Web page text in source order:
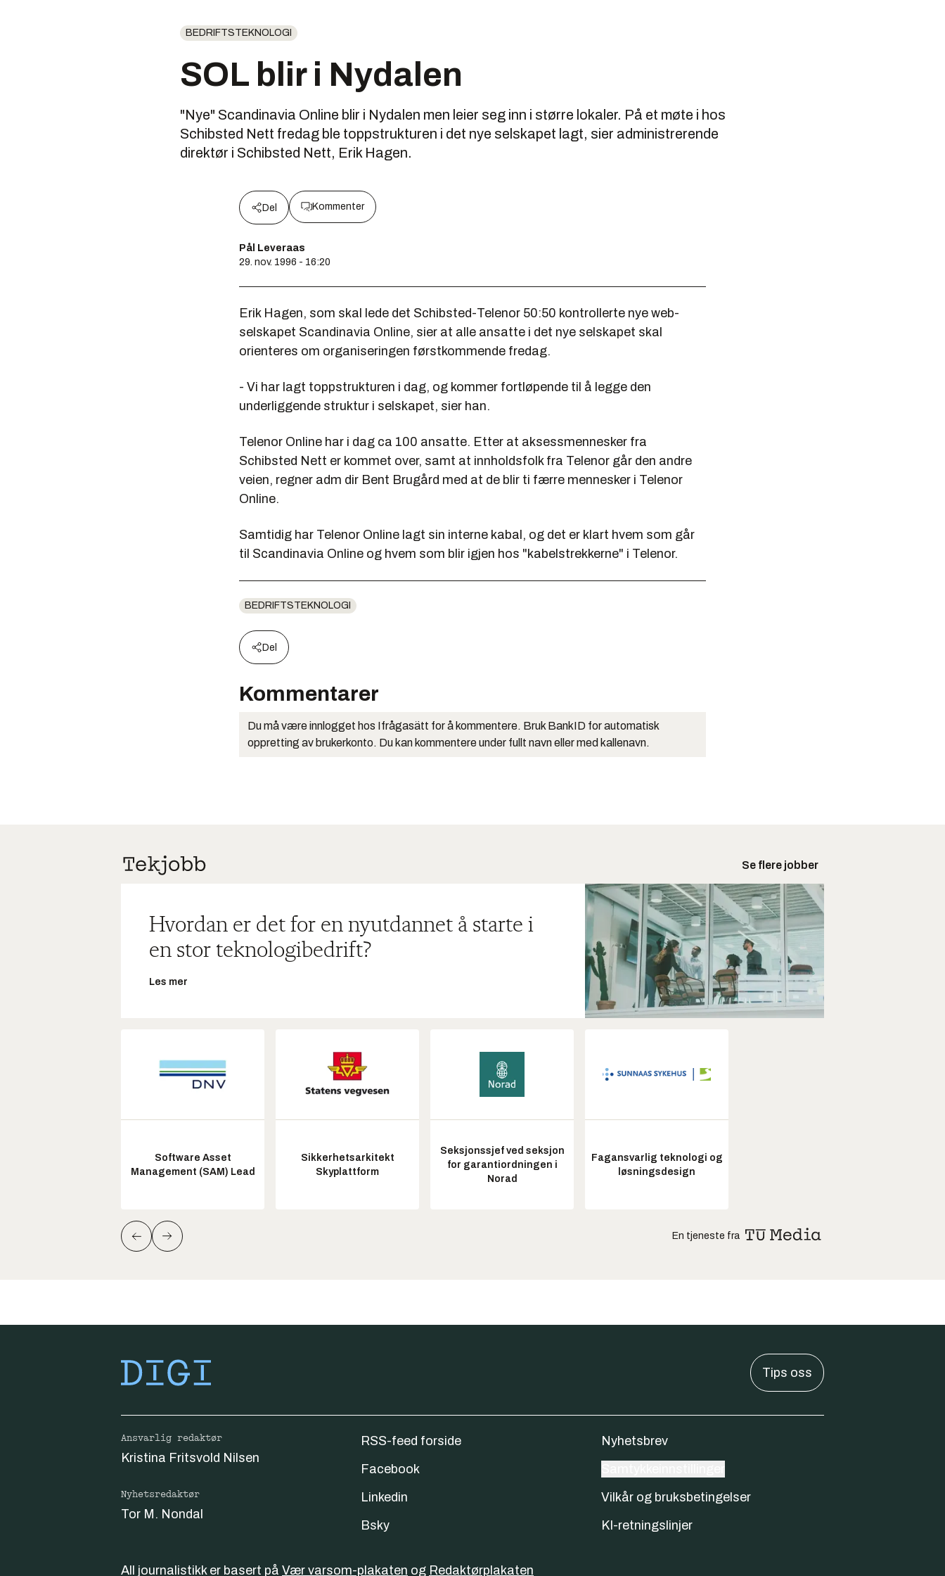
BEDRIFTSTEKNOLOGI
SOL blir i Nydalen
"Nye" Scandinavia Online blir i Nydalen men leier seg inn i større lokaler. På et møte i hos
Schibsted Nett fredag ble toppstrukturen i det nye selskapet lagt, sier administrerende
direktør i Schibsted Nett, Erik Hagen.
Del Kommenter
Pål Leveraas
29. nov. 1996 - 16:20
Erik Hagen, som skal lede det Schibsted-Telenor 50:50 kontrollerte nye web-
selskapet Scandinavia Online, sier at alle ansatte i det nye selskapet skal
orienteres om organiseringen førstkommende fredag.
- Vi har lagt toppstrukturen i dag, og kommer fortløpende til å legge den
underliggende struktur i selskapet, sier han.
Telenor Online har i dag ca 100 ansatte. Etter at aksessmennesker fra
Schibsted Nett er kommet over, samt at innholdsfolk fra Telenor går den andre
veien, regner adm dir Bent Brugård med at de blir ti færre mennesker i Telenor
Online.
Samtidig har Telenor Online lagt sin interne kabal, og det er klart hvem som går
til Scandinavia Online og hvem som blir igjen hos "kabelstrekkerne" i Telenor.
BEDRIFTSTEKNOLOGI
Del
Kommentarer
Du må være innlogget hos Ifrågasätt for å kommentere. Bruk BankID for automatisk
oppretting av brukerkonto. Du kan kommentere under fullt navn eller med kallenavn.
Se flere jobber
Hvordan er det for en nyutdannet å starte i
en stor teknologibedrift?
Les mer
Software Asset
Management (SAM) Lead
Sikkerhetsarkitekt
Skyplattform
Seksjonssjef ved seksjon
for garantiordningen i
Norad
Fagansvarlig teknologi og
løsningsdesign
En tjeneste fra
Tips oss
Ansvarlig redaktør
Kristina Fritsvold Nilsen
Nyhetsredaktør
Tor M. Nondal
RSS-feed forside
Facebook
Linkedin
Bsky
Nyhetsbrev
Vilkår og bruksbetingelser
KI-retningslinjer
All journalistikk er basert på Vær varsom-plakaten og Redaktørplakaten